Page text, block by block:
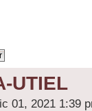
UTIEL
01, 2021 1:39